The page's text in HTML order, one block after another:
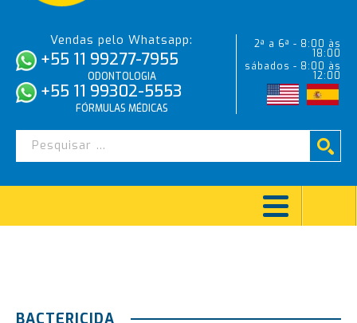
Vendas pelo Whatsapp:
+55 11 99277-7955
ODONTOLOGIA
+55 11 99302-5553
FÓRMULAS MÉDICAS
2ª a 6ª - 8:00 às
18:00
sábados - 8:00 às
12:00
BACTERICIDA